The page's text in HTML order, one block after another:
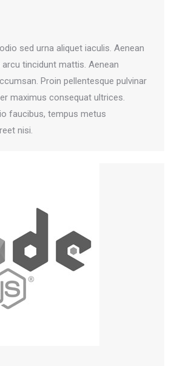
sed urna aliquet iaculis. Aenean
tincidunt mattis. Aenean
Proin pellentesque pulvinar
maximus consequat ultrices.
faucibus, tempus metus
nisi.